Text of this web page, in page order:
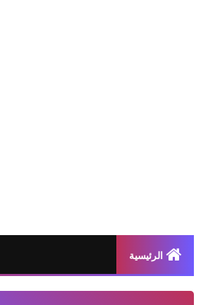
الرئيسية